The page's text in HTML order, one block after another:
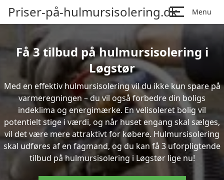
Priser-på-hulmursisolering.dk Menu
Få 3 tilbud på hulmursisolering i
Løgstør
Med en effektiv hulmursisolering vil du ikke kun spare på
varmeregningen – du vil også forbedre din boligs
indeklima og energimærke. En velisoleret bolig vil
potentielt stige i værdi, og når huset engang skal sælges,
vil det være mere attraktivt for købere. Hulmursisolering
skal udføres af en fagmand, og du kan få 3 uforpligtende
tilbud på hulmursisolering i Løgstør lige nu!